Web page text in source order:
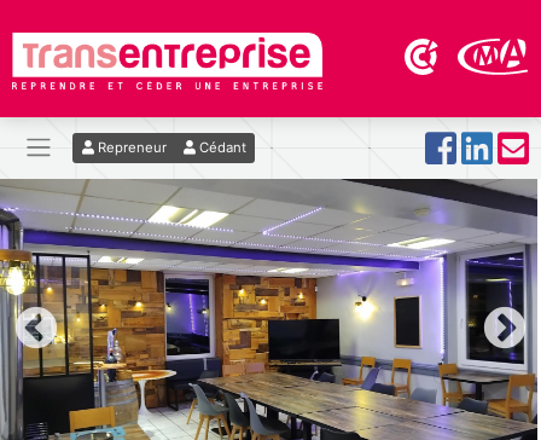
Repreneur Cédant